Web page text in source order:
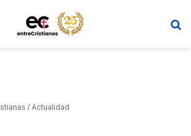
/ Actualidad